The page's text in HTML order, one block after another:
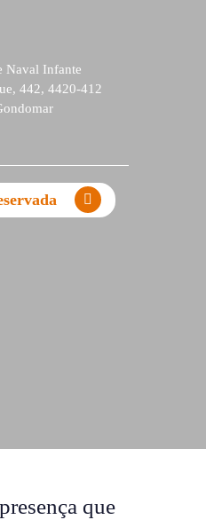
Naval Infante
442, 4420-412
que